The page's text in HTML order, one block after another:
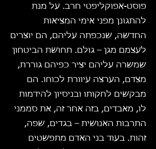
פוסט-אפוקליפטי חרב. על מנת
להתגונן מפני אימי המציאות
החדשה, שנכפתה עליהם, הם יוצרים
לעצמם מגן – גולם. תחושת הביטחון
שמשרה עליהם יציר כפיהם גוררת,
מצדם, הערצה עיוורת לכוחו. הם
מבקשים לחקותו ובניסיון להידמות
לו, מאבדים, בזה אחר זה, את סממני
התרבות האנושית – בגדים, שפה,
זהות. בעוד בני האדם מתפשטים